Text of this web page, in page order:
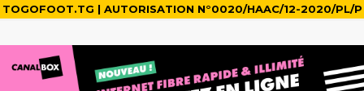
TOGOFOOT.TG | AUTORISATION N°0020/HAAC/12-2020/PL/P